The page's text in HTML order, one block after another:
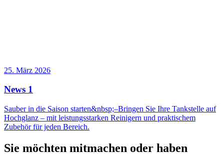
25. März 2026
News 1
Sauber in die Saison starten&nbsp;–Bringen Sie Ihre Tankstelle auf
Hochglanz – mit leistungsstarken Reinigern und praktischem
Zubehör für jeden Bereich.
Sie möchten mitmachen oder haben